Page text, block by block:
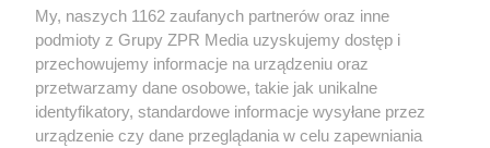
My, naszych 1162 zaufanych partnerów oraz inne
podmioty z Grupy ZPR Media uzyskujemy dostęp i
przechowujemy informacje na urządzeniu oraz
przetwarzamy dane osobowe, takie jak unikalne
identyfikatory, standardowe informacje wysyłane przez
urządzenie czy dane przeglądania w celu zapewniania